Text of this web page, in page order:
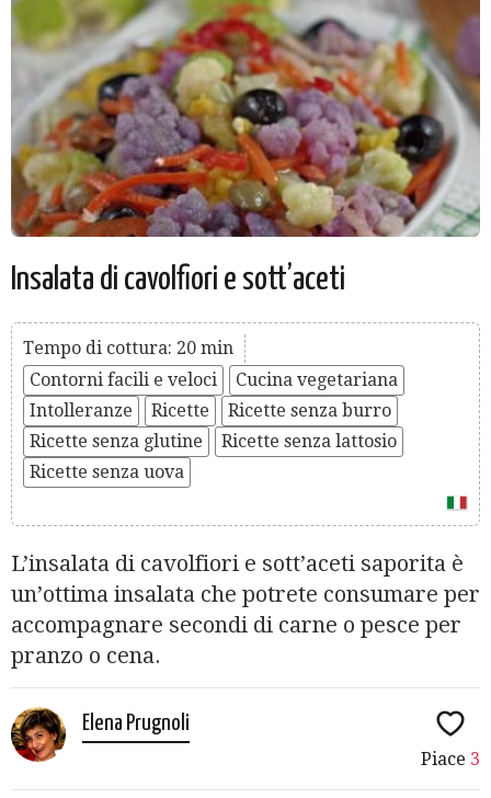
Insalata di cavolfiori e sott’aceti
Tempo di cottura: 20 min
Contorni facili e veloci
Cucina vegetariana
Intolleranze
Ricette
Ricette senza burro
Ricette senza glutine
Ricette senza lattosio
Ricette senza uova
L’insalata di cavolfiori e sott’aceti saporita è
un’ottima insalata che potrete consumare per
accompagnare secondi di carne o pesce per
pranzo o cena.
Elena Prugnoli
Piace 3